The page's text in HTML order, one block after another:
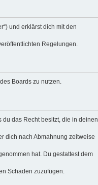
und erklärst dich mit den
Regelungen.
Boards zu nutzen.
das Recht besitzt, die in deinen
dich nach Abmahnung zeitweise
hat. Du gestattest dem
Schaden zuzufügen.